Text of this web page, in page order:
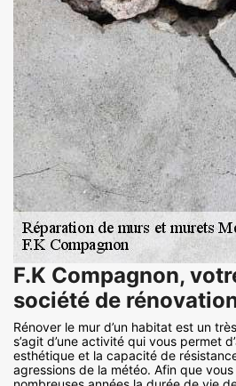
F.K Compagnon,
société de
Rénover le mur d’un habitat est un
s’agit d’une activité qui vous permet
esthétique et la capacité de
agressions de la météo. Afin que